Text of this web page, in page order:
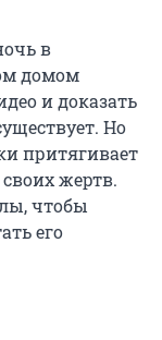
в
домом
и доказать
Но
притягивает
жертв.
чтобы
его